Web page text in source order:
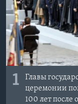
Языки
1
Главы
церемонии
100 лет